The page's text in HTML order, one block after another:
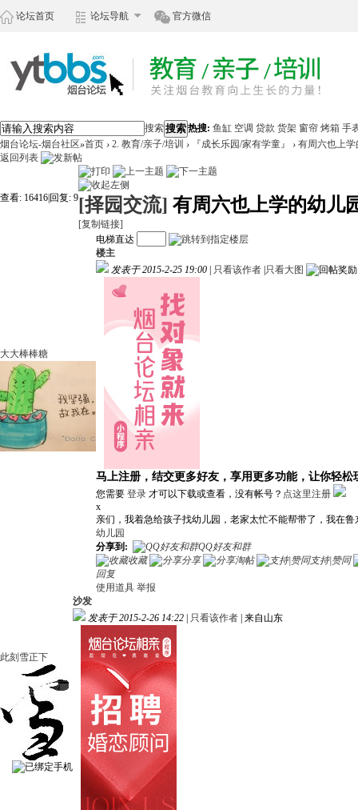
论坛首页 论坛导航 官方微信
搜索搜索热搜: 鱼缸 空调 贷款 货架 窗帘 烤箱 手
烟台论坛-烟台社区»首页 › 2. 教育/亲子/培训 › 『成长乐园/家有学童』 › 有周六也上
返回列表
查看: 16416 回复: 9[择园交流] 有周六也上学的幼儿
[复制链接]
大大棒棒糖
电梯直达
楼主
发表于 2015-2-25 19:00
只看该作者 只看大图
马上注册，结交更多好友，享用更多功能，让你轻松
您需要 登录 才可以下载或查看，没有帐号？ 点这里注册
x
亲们，我着急给孩子找幼儿园，老家太忙不能帮带了，我在
幼儿园
分享到:
QQ好友和群
收藏
分享 淘帖
支持|赞同
回复
使用道具 举报
此刻雪正下
沙发
发表于 2015-2-26 14:22
只看该作者 来自山东